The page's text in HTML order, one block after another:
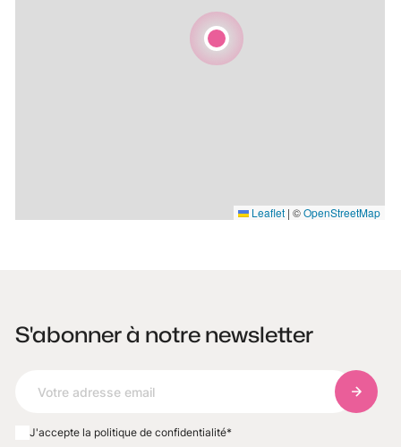
Leaflet | ©OpenStreetMap
S'abonner à notre newsletter
J'accepte la politique de confidentialité*